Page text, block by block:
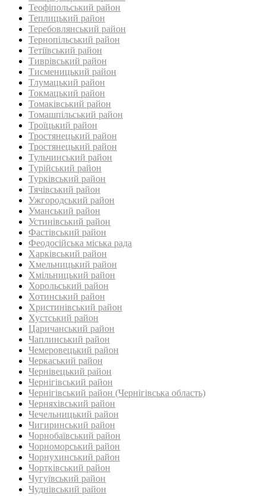
Теофіпольський район‎
Теплицький район
Теребовлянський район
Тернопільський район
Тетіївський район
Тиврівський район
Тисменицький район
Тлумацький район
Токмацький район
Томаківський район
Томашпільський район
Троїцький район‎
Тростянецький район
Тростянецький район
Тульчинський район
Турійський район
Турківський район
Тячівський район
Ужгородський район
Уманський район
Устинівський район
Фастівський район
Феодосійська міська рада
Харківський район
Хмельницький район
Хмільницький район
Хорольський район
Хотинський район‎
Христинівський район
Хустський район
Царичанський район
Чаплинський район
Чемеровецький район
Черкаський район
Чернівецький район
Чернігівський район
Чернігівський район (Чернігівська область)
Черняхівський район‎
Чечельницький район
Чигиринський район
Чорнобаївський район
Чорноморський район
Чорнухинський район‎
Чортківський район
Чугуївський район
Чуднівський район